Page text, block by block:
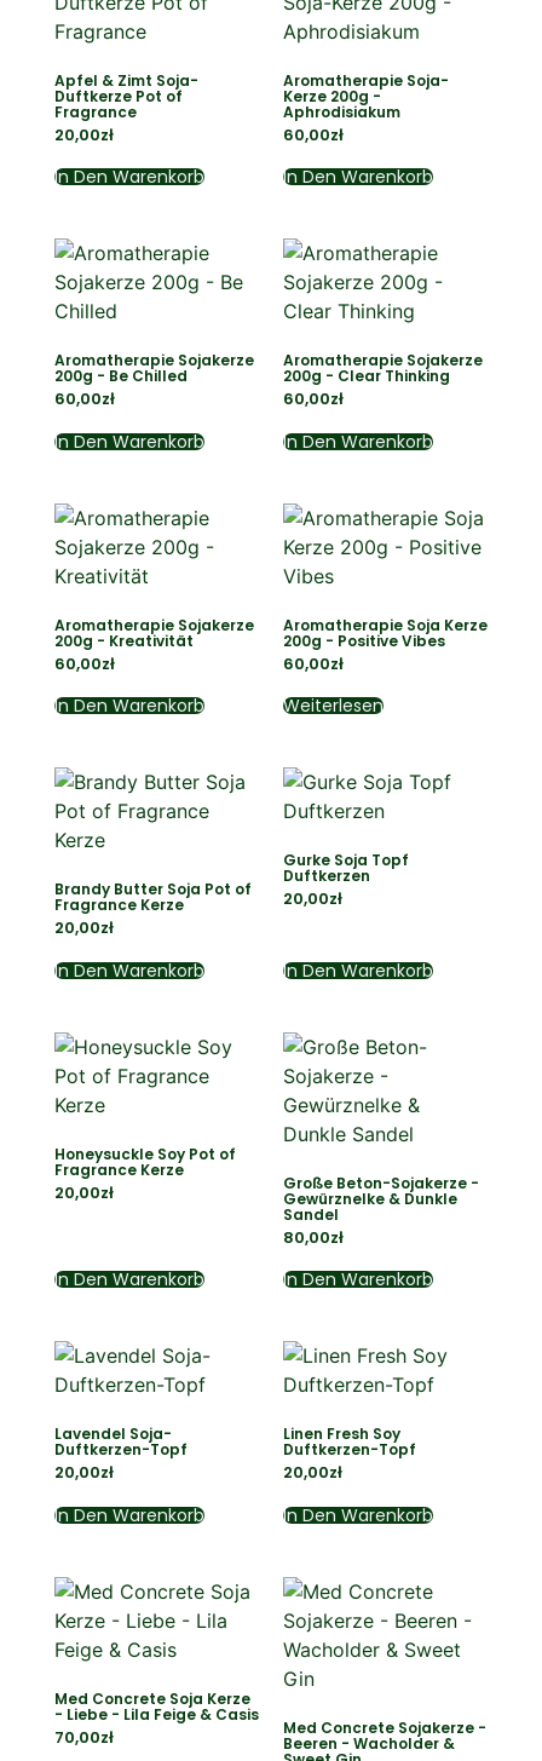
Apfel & Zimt Soja-
Duftkerze Pot of
Fragrance
20,00zł
In Den Warenkorb
Aromatherapie Soja-
Kerze 200g -
Aphrodisiakum
60,00zł
In Den Warenkorb
Aromatherapie Sojakerze
200g - Be Chilled
60,00zł
In Den Warenkorb
Aromatherapie Sojakerze
200g - Clear Thinking
60,00zł
In Den Warenkorb
Aromatherapie Sojakerze
200g - Kreativität
60,00zł
In Den Warenkorb
Aromatherapie Soja Kerze
200g - Positive Vibes
60,00zł
Weiterlesen
Brandy Butter Soja Pot of
Fragrance Kerze
20,00zł
In Den Warenkorb
Gurke Soja Topf
Duftkerzen
20,00zł
In Den Warenkorb
Honeysuckle Soy Pot of
Fragrance Kerze
20,00zł
In Den Warenkorb
Große Beton-Sojakerze -
Gewürznelke & Dunkle
Sandel
80,00zł
In Den Warenkorb
Lavendel Soja-
Duftkerzen-Topf
20,00zł
In Den Warenkorb
Linen Fresh Soy
Duftkerzen-Topf
20,00zł
In Den Warenkorb
Med Concrete Soja Kerze
- Liebe - Lila Feige & Casis
70,00zł Med Concrete Sojakerze -
Beeren - Wacholder &